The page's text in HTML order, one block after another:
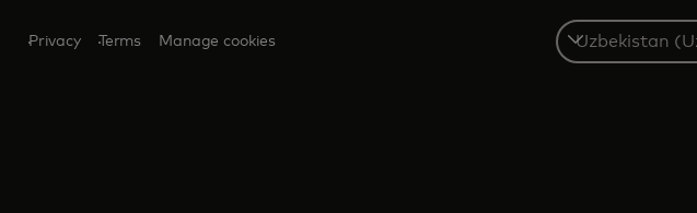
Privacy Terms Manage cookies
Select
a
country